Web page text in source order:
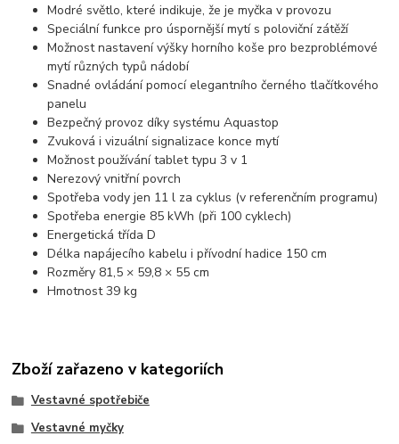
Modré světlo, které indikuje, že je myčka v provozu
Speciální funkce pro úspornější mytí s poloviční zátěží
Možnost nastavení výšky horního koše pro bezproblémové
mytí různých typů nádobí
Snadné ovládání pomocí elegantního černého tlačítkového
panelu
Bezpečný provoz díky systému Aquastop
Zvuková i vizuální signalizace konce mytí
Možnost používání tablet typu 3 v 1
Nerezový vnitřní povrch
Spotřeba vody jen 11 l za cyklus (v referenčním programu)
Spotřeba energie 85 kWh (při 100 cyklech)
Energetická třída D
Délka napájecího kabelu i přívodní hadice 150 cm
Rozměry 81,5 × 59,8 × 55 cm
Hmotnost 39 kg
Zboží zařazeno v kategoriích
Vestavné spotřebiče
Vestavné myčky